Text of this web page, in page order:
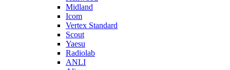
Midland
Icom
Vertex Standard
Scout
Yaesu
Radiolab
ANLI